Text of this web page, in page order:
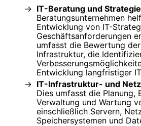
IT-Beratung und
Beratungsunternehmen
Entwicklung von IT-
Geschäftsanforderungen
umfasst die Bewertung
Infrastruktur, die
Entwicklung langfristiger
IT-Infrastruktur- und
Dies umfasst die Planung,
Verwaltung und Wartung
einschließlich Servern,
Speichersystemen und